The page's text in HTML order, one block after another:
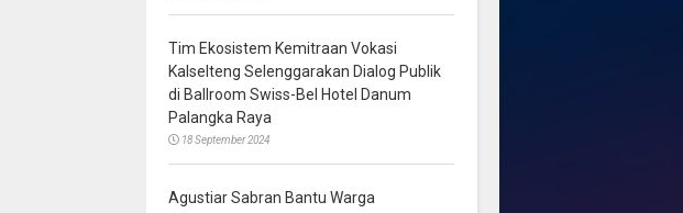
Tim Ekosistem Kemitraan Vokasi
Kalselteng Selenggarakan Dialog Publik
di Ballroom Swiss-Bel Hotel Danum
Palangka Raya
18 September 2024
Agustiar Sabran Bantu Warga